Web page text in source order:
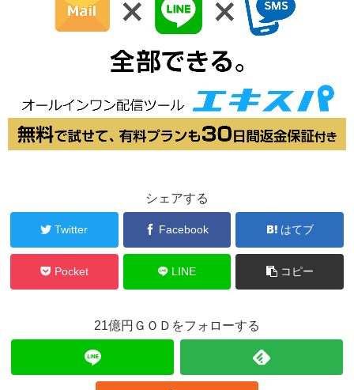
シェアする
Twitter Facebook はてブ
Pocket LINE コピー
21億円ＧＯＤをフォローする